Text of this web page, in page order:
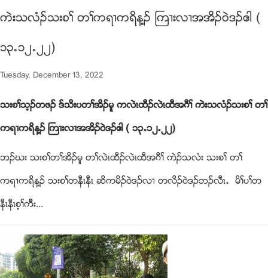
ကဲးသလံဥသးစႈ တႈကရ႕ကရိန႔ဥ ႀက႕းလ႕အအိဥ၀ဲဒဥဧါ (
၁၃’၁၂’၂၂)
Tuesday, December 13, 2022
သးစႈသ့ဥတဖဥ ဒ္သိးပတႈအိဥမူ ကလဲၚထီဥလဲၚထီအဂီႈ ကဲးသလံဥသးစႈ တႈ
ကရ႕ကရိန႔ဥ ႀက႕းလ႕အအိဥ၀ဲဒဥဧါ ( ၁၃’၁၂’၂၂)
ဘဥဃး သးစႈတႈအိဥမူ တႈလဲၚထီဥလဲၚထီအဂီႈ ကဲဥသလံး သးစႈ တႈ
ကရ႕ကရိန႔ဥ သးစႈတနီၚနီၚ ဆိကမိဥ၀ဲဒဥလ႕ တလိဥ၀ဲဒဥဘဥလီၚ’ မိႈပႈတ
နီၚနီၚစ့ႈကိီး...